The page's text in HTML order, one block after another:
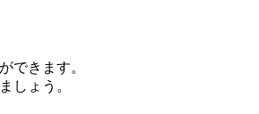
できます。
しょう。